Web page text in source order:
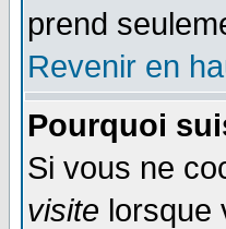
prend
Revenir en
Pourquoi
Si vous ne
visite lorsque